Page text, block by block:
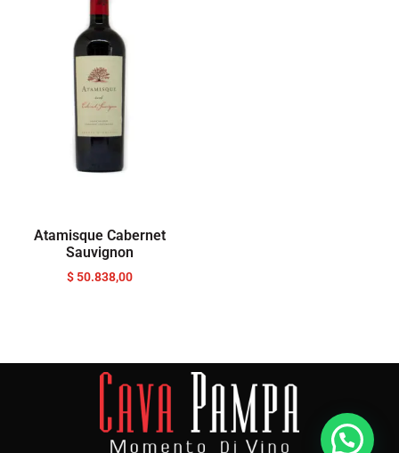
Atamisque Cabernet
Sauvignon
$ 50.838,00